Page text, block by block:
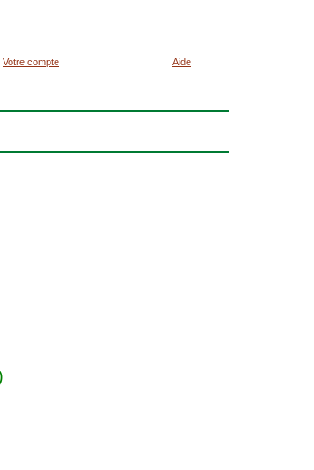
Votre compte Aide